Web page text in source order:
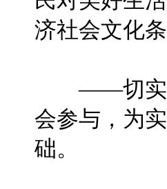
济社会文化条
——切实保
会参与，为
础。